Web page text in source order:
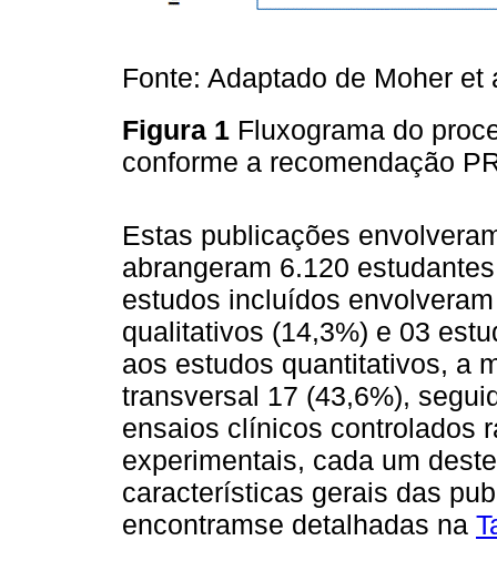
Fonte: Adaptado de Moher et
Figura 1 Fluxograma do
conforme a recomendação
Estas publicações
abrangeram 6.120
estudos incluídos
qualitativos (14,3%) e 03
aos estudos quantitativos, a
transversal 17 (43,6%),
ensaios clínicos controlados
experimentais, cada um
características gerais das
encontramse detalhadas na